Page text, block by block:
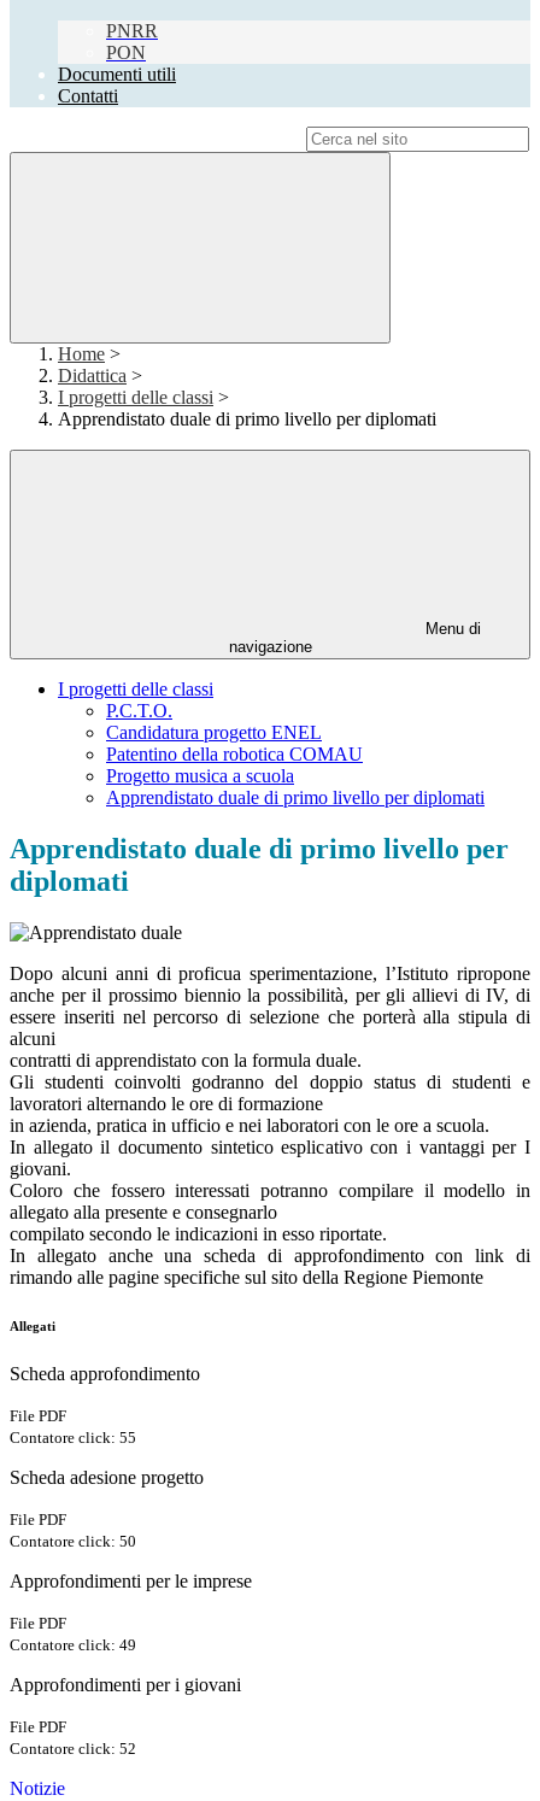
PNRR
PON
Documenti utili
Contatti
Home >
Didattica >
I progetti delle classi >
Apprendistato duale di primo livello per diplomati
Menu di
navigazione
I progetti delle classi
P.C.T.O.
Candidatura progetto ENEL
Patentino della robotica COMAU
Progetto musica a scuola
Apprendistato duale di primo livello per diplomati
Apprendistato duale di primo livello per
diplomati
Dopo alcuni anni di proficua sperimentazione, l’Istituto ripropone
anche per il prossimo biennio la possibilità, per gli allievi di IV, di
essere inseriti nel percorso di selezione che porterà alla stipula di
alcuni
contratti di apprendistato con la formula duale.
Gli studenti coinvolti godranno del doppio status di studenti e
lavoratori alternando le ore di formazione
in azienda, pratica in ufficio e nei laboratori con le ore a scuola.
In allegato il documento sintetico esplicativo con i vantaggi per I
giovani.
Coloro che fossero interessati potranno compilare il modello in
allegato alla presente e consegnarlo
compilato secondo le indicazioni in esso riportate.
In allegato anche una scheda di approfondimento con link di
rimando alle pagine specifiche sul sito della Regione Piemonte
Allegati
Scheda approfondimento
File PDF
Contatore click: 55
Scheda adesione progetto
File PDF
Contatore click: 50
Approfondimenti per le imprese
File PDF
Contatore click: 49
Approfondimenti per i giovani
File PDF
Contatore click: 52
Notizie